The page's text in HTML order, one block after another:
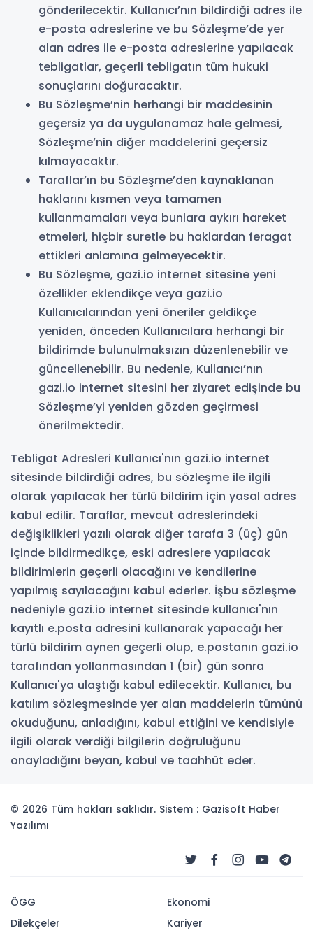
gönderilecektir. Kullanıcı’nın bildirdiği adres ile
e-posta adreslerine ve bu Sözleşme’de yer
alan adres ile e-posta adreslerine yapılacak
tebligatlar, geçerli tebligatın tüm hukuki
sonuçlarını doğuracaktır.
Bu Sözleşme’nin herhangi bir maddesinin
geçersiz ya da uygulanamaz hale gelmesi,
Sözleşme’nin diğer maddelerini geçersiz
kılmayacaktır.
Taraflar’ın bu Sözleşme’den kaynaklanan
haklarını kısmen veya tamamen
kullanmamaları veya bunlara aykırı hareket
etmeleri, hiçbir suretle bu haklardan feragat
ettikleri anlamına gelmeyecektir.
Bu Sözleşme, gazi.io internet sitesine yeni
özellikler eklendikçe veya gazi.io
Kullanıcılarından yeni öneriler geldikçe
yeniden, önceden Kullanıcılara herhangi bir
bildirimde bulunulmaksızın düzenlenebilir ve
güncellenebilir. Bu nedenle, Kullanıcı’nın
gazi.io internet sitesini her ziyaret edişinde bu
Sözleşme’yi yeniden gözden geçirmesi
önerilmektedir.
Tebligat Adresleri Kullanıcı'nın gazi.io internet
sitesinde bildirdiği adres, bu sözleşme ile ilgili
olarak yapılacak her türlü bildirim için yasal adres
kabul edilir. Taraflar, mevcut adreslerindeki
değişiklikleri yazılı olarak diğer tarafa 3 (üç) gün
içinde bildirmedikçe, eski adreslere yapılacak
bildirimlerin geçerli olacağını ve kendilerine
yapılmış sayılacağını kabul ederler. İşbu sözleşme
nedeniyle gazi.io internet sitesinde kullanıcı'nın
kayıtlı e.posta adresini kullanarak yapacağı her
türlü bildirim aynen geçerli olup, e.postanın gazi.io
tarafından yollanmasından 1 (bir) gün sonra
Kullanıcı'ya ulaştığı kabul edilecektir. Kullanıcı, bu
katılım sözleşmesinde yer alan maddelerin tümünü
okuduğunu, anladığını, kabul ettiğini ve kendisiyle
ilgili olarak verdiği bilgilerin doğruluğunu
onayladığını beyan, kabul ve taahhüt eder.
© 2026 Tüm hakları saklıdır. Sistem : Gazisoft Haber
Yazılımı
ÖGG
Dilekçeler
Ekonomi
Kariyer